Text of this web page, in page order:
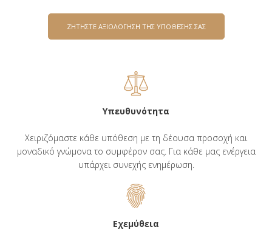
ΖΗΤΗΣΤΕ ΑΞΙΟΛΟΓΗΣΗ ΤΗΣ ΥΠΟΘΕΣΗΣ ΣΑΣ
Υπευθυνότητα
Χειριζόμαστε κάθε υπόθεση με τη δέουσα προσοχή και
μοναδικό γνώμονα το συμφέρον σας. Για κάθε μας ενέργεια
υπάρχει συνεχής ενημέρωση.
Εχεμύθεια